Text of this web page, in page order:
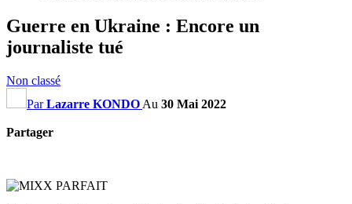
Guerre en Ukraine : Encore un
journaliste tué
Non classé
ParLazarre KONDO Au 30 Mai 2022
Partager